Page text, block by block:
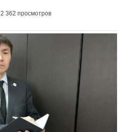
2 362 просмотров